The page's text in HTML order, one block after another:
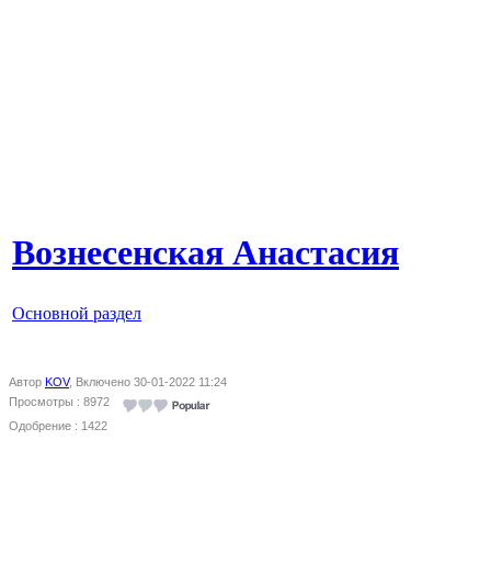
Вознесенская Анастасия
Основной раздел
Автор KOV, Включено 30-01-2022 11:24
Просмотры : 8972
Одобрение : 1422